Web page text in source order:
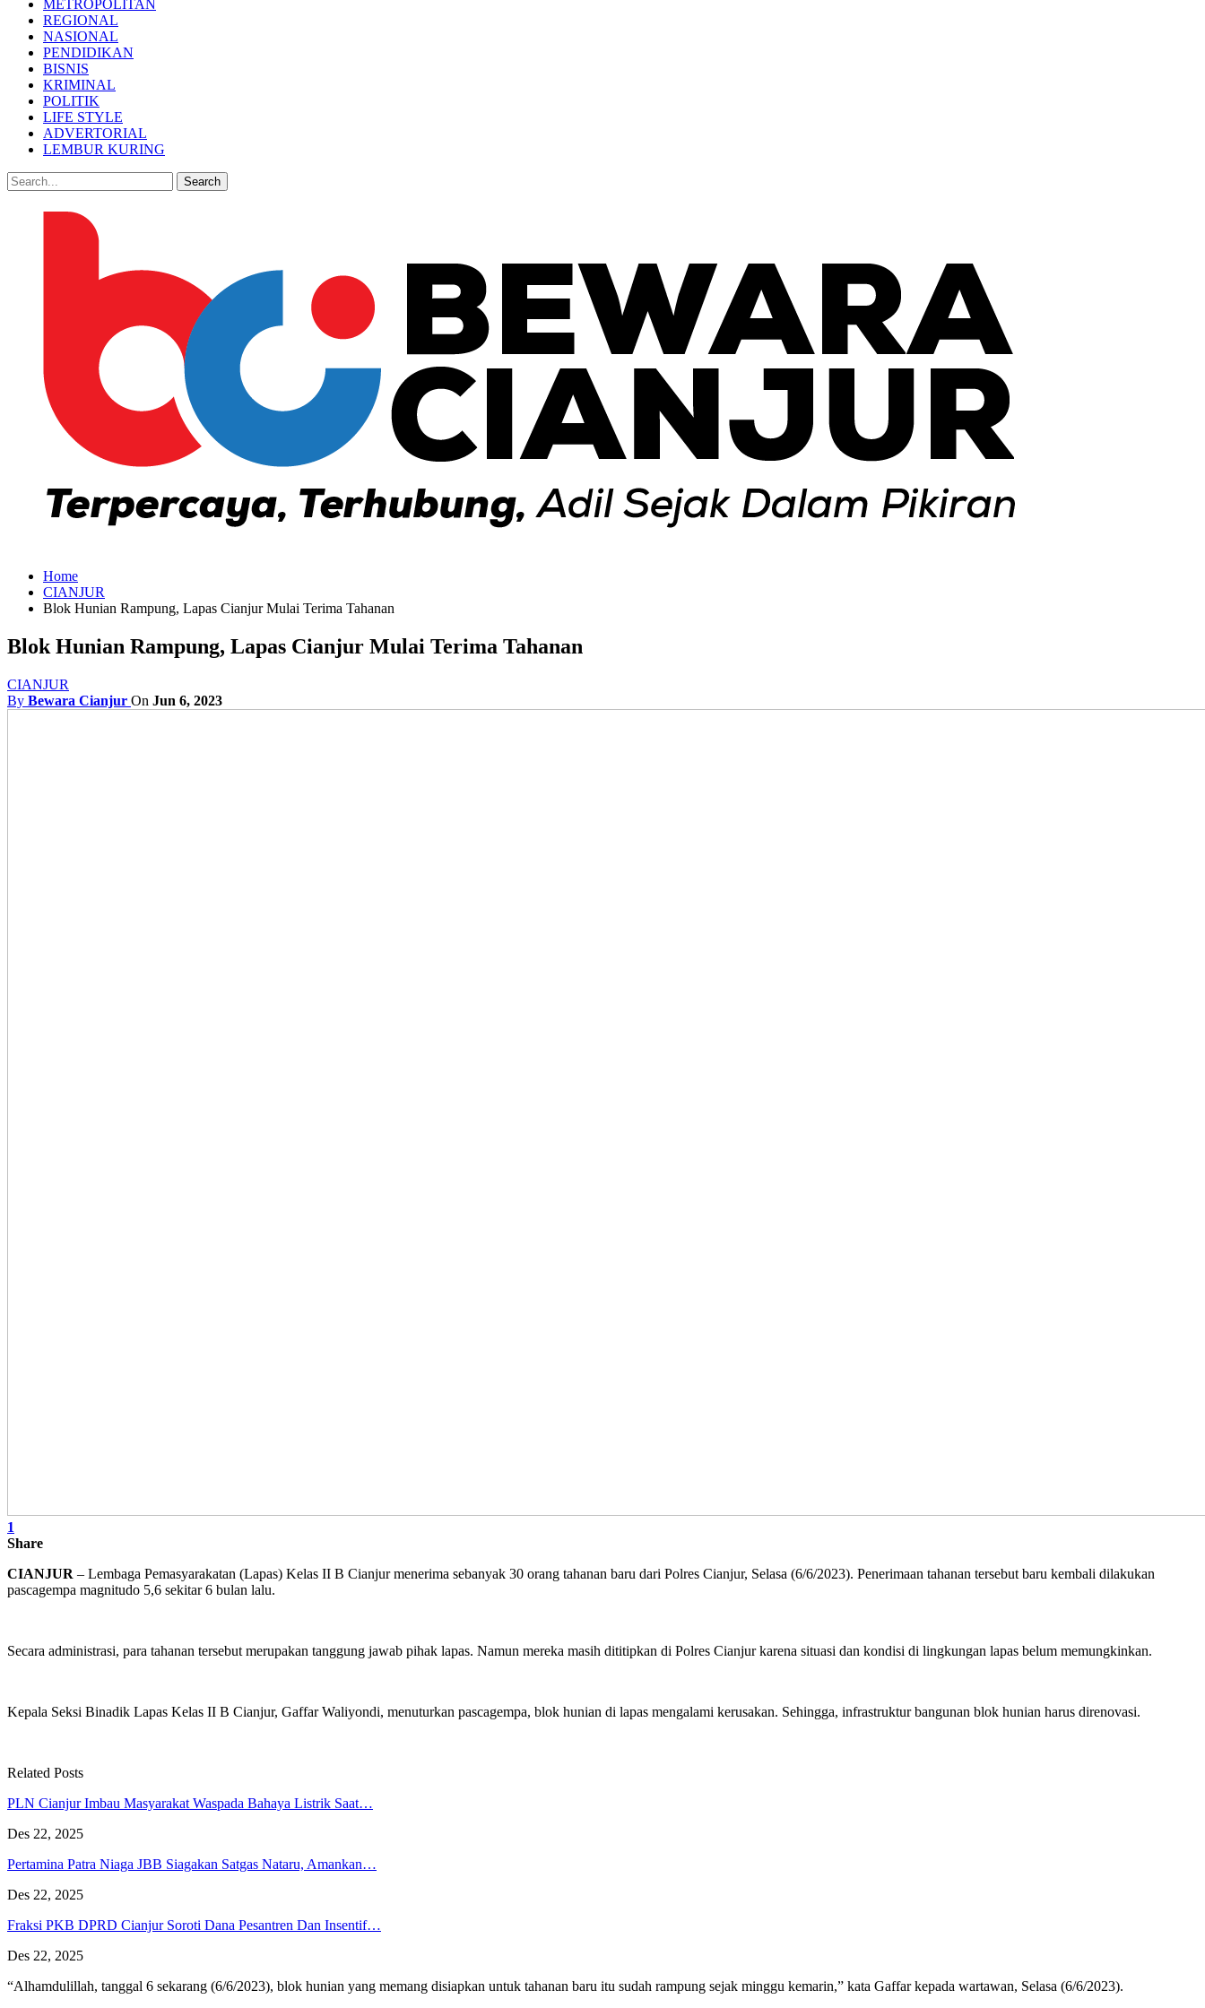
METROPOLITAN
REGIONAL
NASIONAL
PENDIDIKAN
BISNIS
KRIMINAL
POLITIK
LIFE STYLE
ADVERTORIAL
LEMBUR KURING
Home
CIANJUR
Blok Hunian Rampung, Lapas Cianjur Mulai Terima Tahanan
Blok Hunian Rampung, Lapas Cianjur Mulai Terima Tahanan
CIANJUR
By Bewara Cianjur On Jun 6, 2023
1
Share
CIANJUR – Lembaga Pemasyarakatan (Lapas) Kelas II B Cianjur menerima sebanyak 30 orang tahanan baru dari Polres Cianjur, Selasa (6/6/2023). Penerimaan tahanan tersebut baru kembali dilakukan
pascagempa magnitudo 5,6 sekitar 6 bulan lalu.
Secara administrasi, para tahanan tersebut merupakan tanggung jawab pihak lapas. Namun mereka masih dititipkan di Polres Cianjur karena situasi dan kondisi di lingkungan lapas belum memungkinkan.
Kepala Seksi Binadik Lapas Kelas II B Cianjur, Gaffar Waliyondi, menuturkan pascagempa, blok hunian di lapas mengalami kerusakan. Sehingga, infrastruktur bangunan blok hunian harus direnovasi.
Related Posts
PLN Cianjur Imbau Masyarakat Waspada Bahaya Listrik Saat…
Des 22, 2025
Pertamina Patra Niaga JBB Siagakan Satgas Nataru, Amankan…
Des 22, 2025
Fraksi PKB DPRD Cianjur Soroti Dana Pesantren Dan Insentif…
Des 22, 2025
“Alhamdulillah, tanggal 6 sekarang (6/6/2023), blok hunian yang memang disiapkan untuk tahanan baru itu sudah rampung sejak minggu kemarin,” kata Gaffar kepada wartawan, Selasa (6/6/2023).